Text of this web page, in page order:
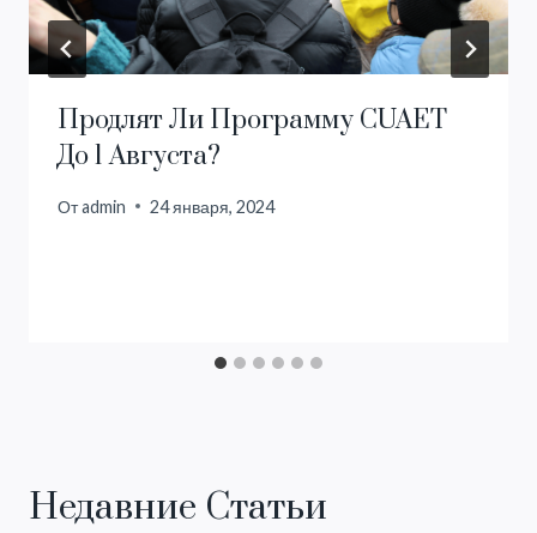
Продлят Ли Программу CUAET
До 1 Августа?
Отadmin 24 января, 2024
Недавние Статьи